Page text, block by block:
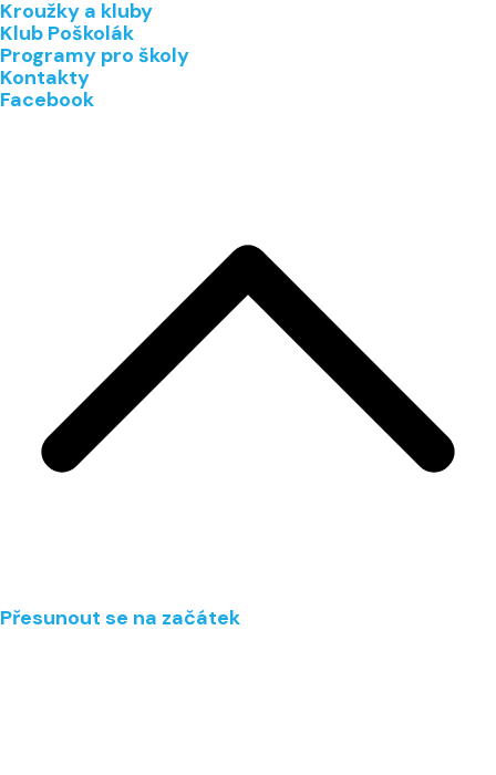
Kroužky a kluby
Klub Poškolák
Programy pro školy
Kontakty
Facebook
Přesunout se na začátek